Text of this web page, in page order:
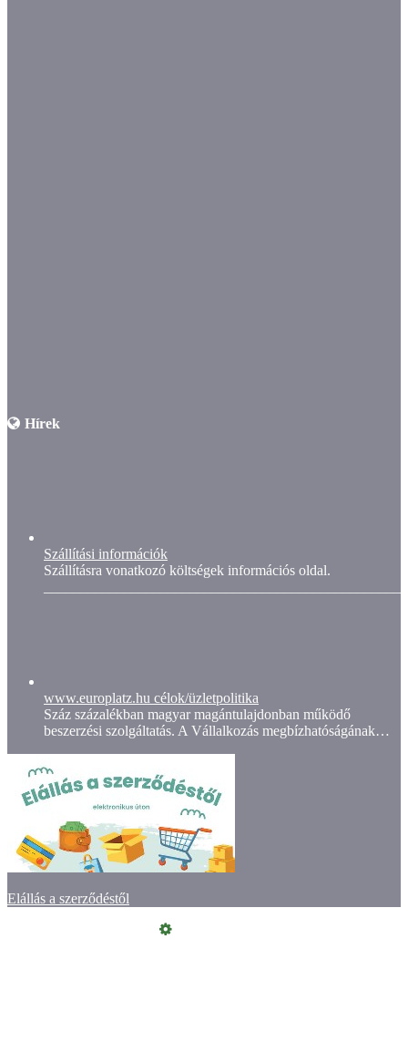
Hírek
Szállítási információk
Szállításra vonatkozó költségek információs oldal.
www.europlatz.hu célok/üzletpolitika
Száz százalékban magyar magántulajdonban működő
beszerzési szolgáltatás. A Vállalkozás megbízhatóságának…
Elállás a szerződéstől